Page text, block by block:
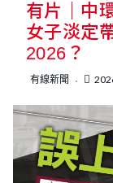
有片｜中
女子淡定
2026？
有線新聞